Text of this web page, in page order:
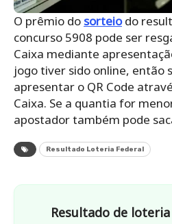
O prêmio do sorteiodo
concurso 5908 pode ser
Caixa mediante
jogo tiver sido online, então
apresentar o QR Code
Caixa. Se a quantia for
apostador também pode
Resultado Loteria Federal
Resultado de